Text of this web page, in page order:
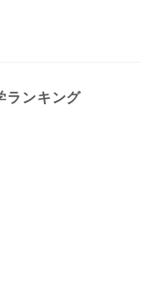
ランキング